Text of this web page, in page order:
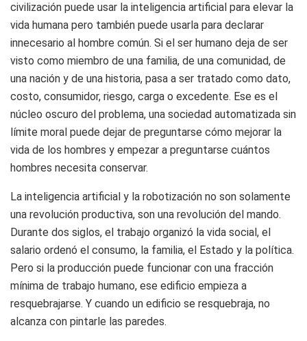
civilización puede usar la inteligencia artificial para elevar la
vida humana pero también puede usarla para declarar
innecesario al hombre común. Si el ser humano deja de ser
visto como miembro de una familia, de una comunidad, de
una nación y de una historia, pasa a ser tratado como dato,
costo, consumidor, riesgo, carga o excedente. Ese es el
núcleo oscuro del problema, una sociedad automatizada sin
límite moral puede dejar de preguntarse cómo mejorar la
vida de los hombres y empezar a preguntarse cuántos
hombres necesita conservar.
La inteligencia artificial y la robotización no son solamente
una revolución productiva, son una revolución del mando.
Durante dos siglos, el trabajo organizó la vida social, el
salario ordenó el consumo, la familia, el Estado y la política.
Pero si la producción puede funcionar con una fracción
mínima de trabajo humano, ese edificio empieza a
resquebrajarse. Y cuando un edificio se resquebraja, no
alcanza con pintarle las paredes.